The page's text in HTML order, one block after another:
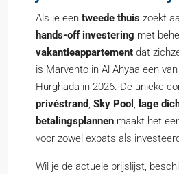
Als je een tweede thuis zoekt
hands-off investering met
vakantieappartement dat
is Marvento in Al Ahyaa een
Hurghada in 2026. De unieke
privéstrand, Sky Pool , lage
betalingsplannen maakt het
voor zowel expats als
Wil je de actuele prijslijst,